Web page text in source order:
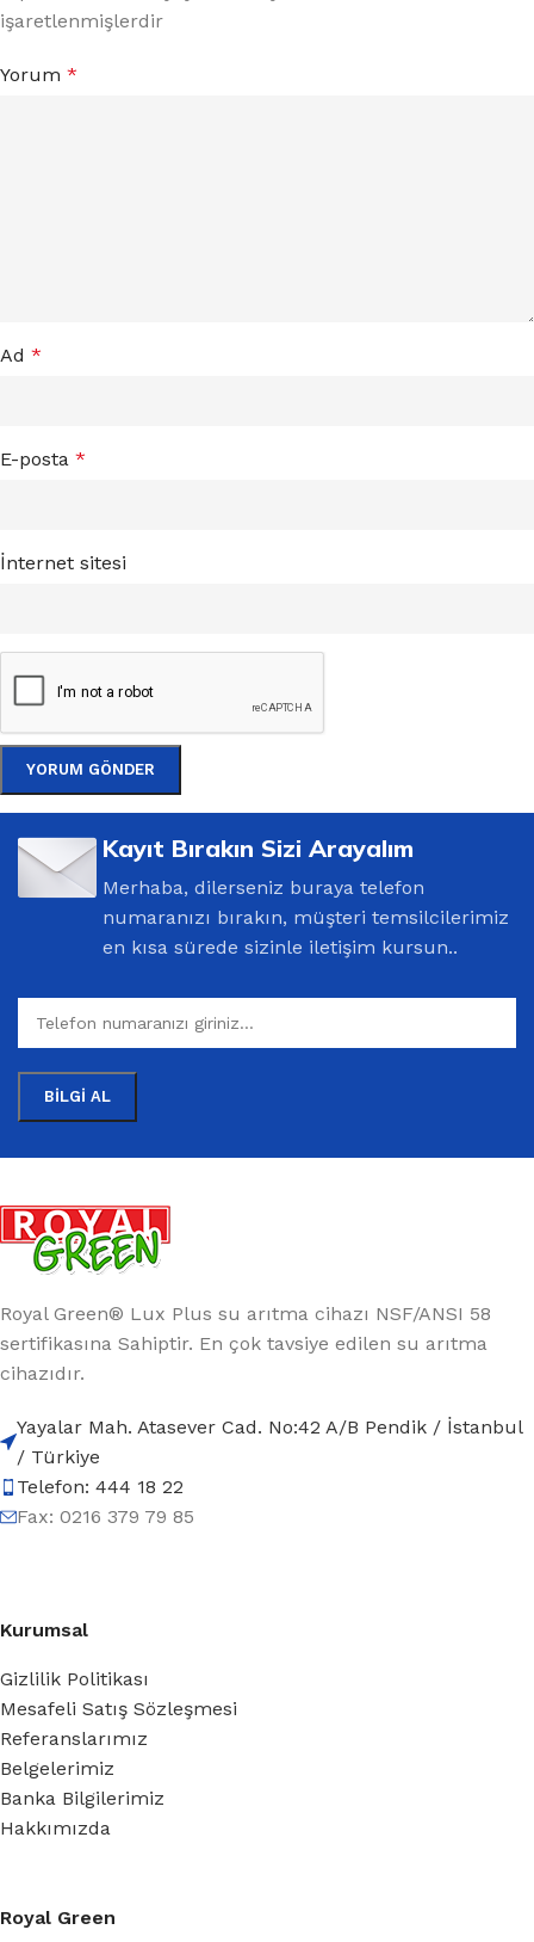
işaretlenmişlerdir
Yorum *
Ad *
E-posta *
İnternet sitesi
Kayıt Bırakın Sizi Arayalım
Merhaba, dilerseniz buraya telefon
numaranızı bırakın, müşteri temsilcilerimiz
en kısa sürede sizinle iletişim kursun..
Royal Green® Lux Plus su arıtma cihazı NSF/ANSI 58
sertifikasına Sahiptir. En çok tavsiye edilen su arıtma
cihazıdır.
Yayalar Mah. Atasever Cad. No:42 A/B Pendik / İstanbul
/ Türkiye
Telefon: 444 18 22
Fax: 0216 379 79 85
Kurumsal
Gizlilik Politikası
Mesafeli Satış Sözleşmesi
Referanslarımız
Belgelerimiz
Banka Bilgilerimiz
Hakkımızda
Royal Green